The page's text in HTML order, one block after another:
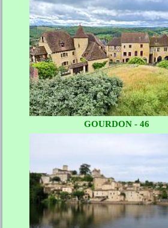
GOURDON - 46